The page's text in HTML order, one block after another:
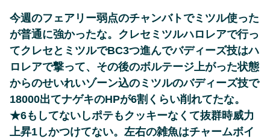
今週のフェアリー弱点のチャンバトでミツル使った
が普通に強かったな。クレセミツルハロレアで行っ
てクレセとミツルでBC3つ進んでバディーズ技はハ
ロレアで撃って、その後のボルテージ上がった状態
からのせいれいゾーン込のミツルのバディーズ技で
18000出てナゲキのHPが6割くらい削れてたな。
★6もしてないしポテもクッキーなくて抜群時威力
上昇1しかつけてない。左右の雑魚はチャームボイ